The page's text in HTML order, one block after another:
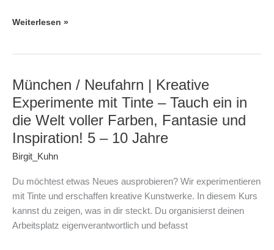
–
Weiterlesen »
München / Neufahrn | Kreative
Experimente mit Tinte – Tauch ein in
die Welt voller Farben, Fantasie und
Inspiration! 5 – 10 Jahre
Birgit_Kuhn
Du möchtest etwas Neues ausprobieren? Wir experimentieren
mit Tinte und erschaffen kreative Kunstwerke. In diesem Kurs
kannst du zeigen, was in dir steckt. Du organisierst deinen
Arbeitsplatz eigenverantwortlich und befasst
München
/
Neufahrn
|
Kreative
Experimente
Tinte
–
Tauch
ein